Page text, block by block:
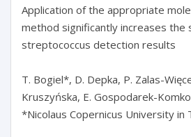
Application of the appropriate
method significantly increases the
streptococcus detection results
T. Bogiel*, D. Depka, P. Zalas-
Kruszyńska, E. Gospodarek-
*Nicolaus Copernicus University in